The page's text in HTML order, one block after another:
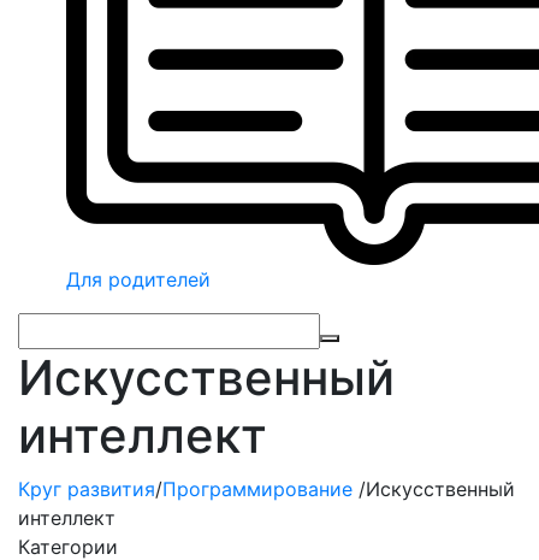
Для родителей
Искусственный
интеллект
Круг развития/Программирование /Искусственный
интеллект
Категории